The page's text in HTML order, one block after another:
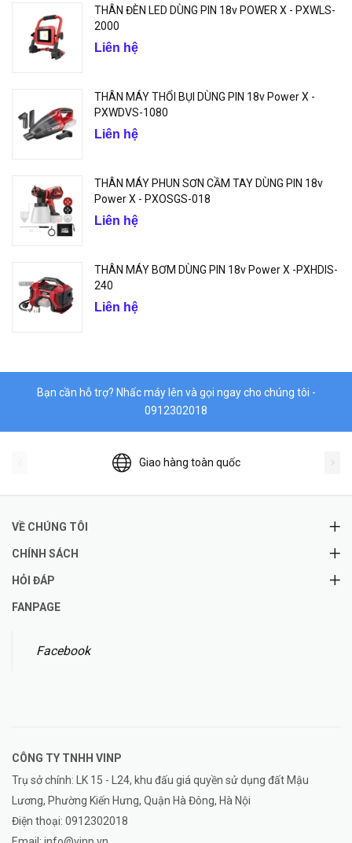
THÂN ĐÈN LED DÙNG PIN 18v POWER X - PXWLS-
2000
Liên hệ
THÂN MÁY THỔI BỤI DÙNG PIN 18v Power X -
PXWDVS-1080
Liên hệ
THÂN MÁY PHUN SƠN CẦM TAY DÙNG PIN 18v
Power X - PXOSGS-018
Liên hệ
THÂN MÁY BƠM DÙNG PIN 18v Power X -PXHDIS-
240
Liên hệ
Bạn cần hỗ trợ? Nhấc máy lên và gọi ngay cho chúng tôi -
0912302018
Giao hàng toàn quốc
VỀ CHÚNG TÔI
CHÍNH SÁCH
HỎI ĐÁP
FANPAGE
Facebook
CÔNG TY TNHH VINP
Trụ sở chính: LK 15 - L24, khu đấu giá quyền sử dụng đất Mậu
Lương, Phường Kiến Hưng, Quận Hà Đông, Hà Nội
Điện thoại: 0912302018